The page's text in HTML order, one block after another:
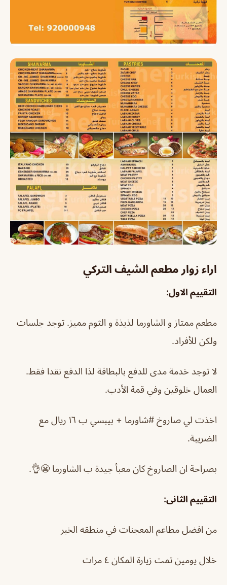
اراء زوار مطعم الشيف التركي
التقييم الاول:
مطعم ممتاز و الشاورما لذيذة و الثوم مميز. توجد جلسات
ولكن للأفراد.
لا توجد خدمة مدى للدفع بالبطاقة لذا الدفع نقدا فقط.
العمال خلوقين وفي قمة الأدب.
اخذت لي صاروخ #شاورما + بيبسي ب ١٦ ريال مع
الضريبة.
بصراحة ان الصاروخ كان معبأ جيدة ب الشاورما 😬👌.
التقييم الثانى:
من افضل مطاعم المعجنات في منطقه الخبر
خلال يومين تمت زيارة المكان ٤ مرات